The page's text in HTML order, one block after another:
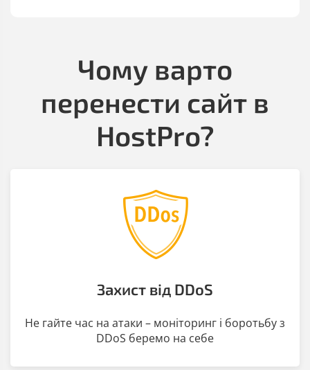
Чому варто
перенести сайт в
HostPro?
Захист від DDoS
Не гайте час на атаки – моніторинг і боротьбу з
DDoS беремо на себе